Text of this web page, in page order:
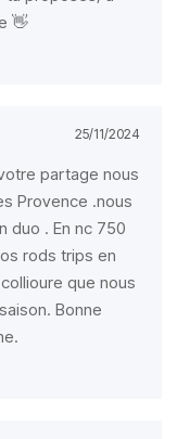
👋
25/11/2024
partage nous
Provence .nous
duo . En nc 750
rods trips en
que nous
Bonne